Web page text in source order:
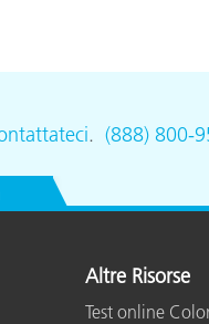
. (888) 800-
Altre Risorse
Test online